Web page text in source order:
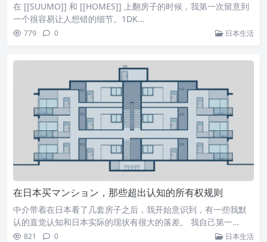
在 [[SUUMO]] 和 [[HOMES]] 上翻房子的时候，我第一次留意到
一个很容易让人想错的细节。1DK…
779 0 日本生活
在日本买マンション，那些超出认知的所有权规则
中介带着在日本看了几套房子之后，我开始意识到，有一些我默
认的直觉认知和日本实际的现状有很大的落差。 我自己第一…
821 0 日本生活